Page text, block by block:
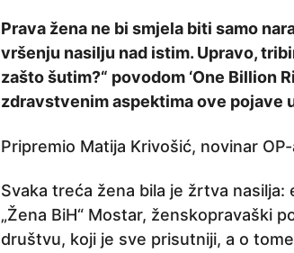
Prava žena ne bi smjela biti samo
vršenju nasilju nad istim. Upravo,
zašto šutim?“ povodom ‘One Billion
zdravstvenim aspektima ove pojave
Pripremio Matija Krivošić, novinar OP-
Svaka treća žena bila je žrtva
„Žena BiH“ Mostar, ženskopravaški
društvu, koji je sve prisutniji, a o